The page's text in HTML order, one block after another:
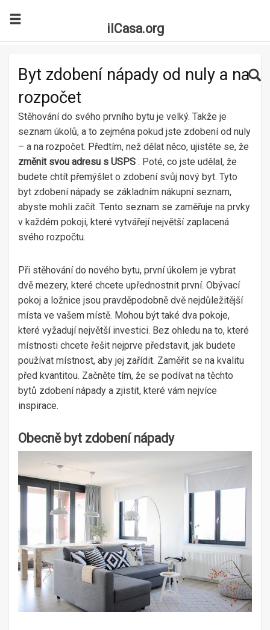
ilCasa.org
Search for:
Byt zdobení nápady od nuly a na
rozpočet
Stěhování do svého prvního bytu je velký. Takže je
seznam úkolů, a to zejména pokud jste zdobení od nuly
– a na rozpočet. Předtím, než dělat něco, ujistěte se, že
změnit svou adresu s USPS . Poté, co jste udělal, že
budete chtít přemýšlet o zdobení svůj nový byt. Tyto
byt zdobení nápady se základním nákupní seznam,
abyste mohli začít. Tento seznam se zaměřuje na prvky
v každém pokoji, které vytvářejí největší zaplacená
svého rozpočtu.
Při stěhování do nového bytu, první úkolem je vybrat
dvě mezery, které chcete upřednostnit první. Obývací
pokoj a ložnice jsou pravděpodobně dvě nejdůležitější
místa ve vašem místě. Mohou být také dva pokoje,
které vyžadují největší investici. Bez ohledu na to, které
místnosti chcete řešit nejprve představit, jak budete
používat místnost, aby jej zařídit. Zaměřit se na kvalitu
před kvantitou. Začněte tím, že se podívat na těchto
bytů zdobení nápady a zjistit, které vám nejvíce
inspirace.
Obecně byt zdobení nápady